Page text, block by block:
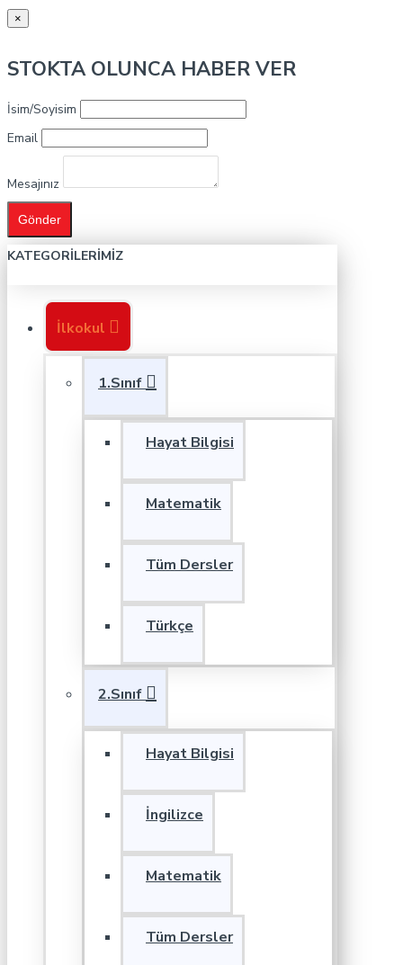
×
STOKTA OLUNCA HABER VER
İsim/Soyisim
Email
Mesajınız
Gönder
KATEGORILERIMIZ
İlkokul
1.Sınıf
Hayat Bilgisi
Matematik
Tüm Dersler
Türkçe
2.Sınıf
Hayat Bilgisi
İngilizce
Matematik
Tüm Dersler